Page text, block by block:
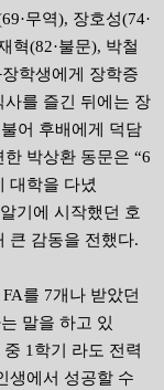
무역), 장호성(74·
혁(82·불문), 박철
학생에게 장학증
를 즐긴 뒤에는 장
어 후배에게 덕담
박상환 동문은 “6
대학을 다녔
기에 시작했던 호
큰 감동을 전했다.
를 7개나 받았던
말을 하고 있
1학기 라도 전력
생에서 성공할 수